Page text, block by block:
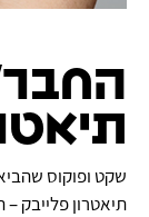
שקט ופוקוס
תיאטרון פלייבק